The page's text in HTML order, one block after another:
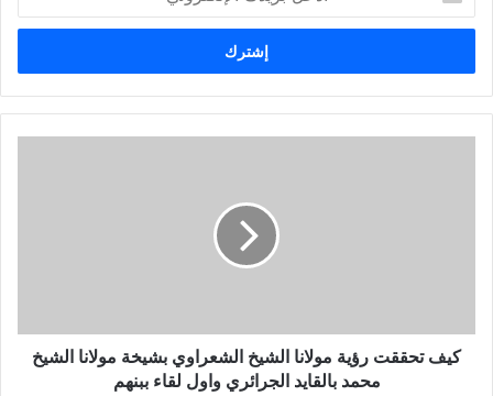
خ
ب
ر
ر
كيف تحققت رؤية مولانا الشيخ الشعراوي بشيخة مولانا الشيخ
محمد بالقايد الجرائري واول لقاء ببنهم